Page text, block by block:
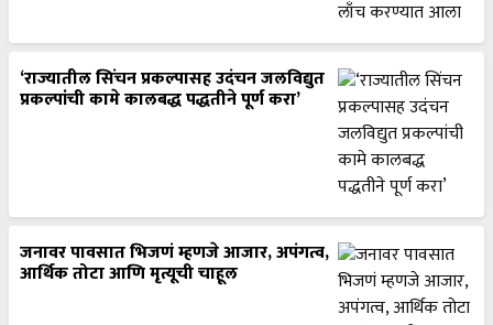
‘राज्यातील सिंचन प्रकल्पासह उदंचन जलविद्युत
प्रकल्पांची कामे कालबद्ध पद्धतीने पूर्ण करा’
जनावर पावसात भिजणं म्हणजे आजार, अपंगत्व,
आर्थिक तोटा आणि मृत्यूची चाहूल